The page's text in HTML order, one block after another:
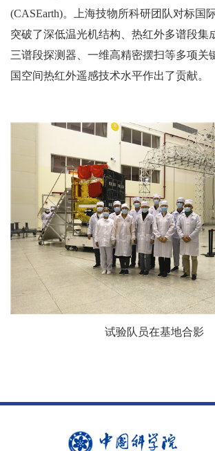
(CASEarth)。上海技物所科研团队对标国
突破了深低温光机结构、热红外多谱段集
三谱段探测器、一维高精密摆扫等多项关
国空间热红外遥感技术水平作出了贡献。
试验队员在基地合影